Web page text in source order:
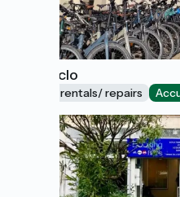
Neocyclo
Bicycle rentals/ repairs